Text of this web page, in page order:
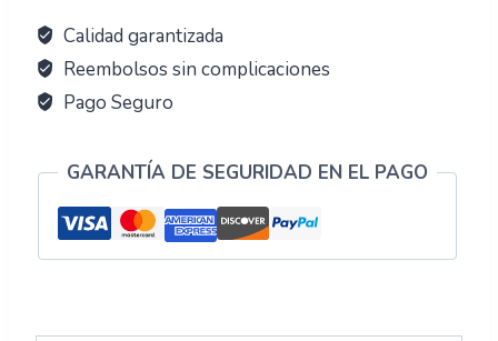
Calidad garantizada
Reembolsos sin complicaciones
Pago Seguro
GARANTÍA DE SEGURIDAD EN EL PAGO